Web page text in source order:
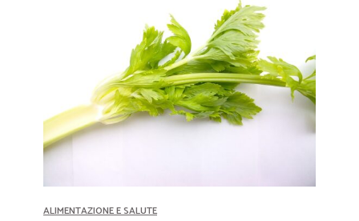
ALIMENTAZIONE E SALUTE